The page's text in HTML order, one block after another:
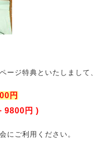
ージ特典といたしまして、
円
9800円 )
にご利用ください。